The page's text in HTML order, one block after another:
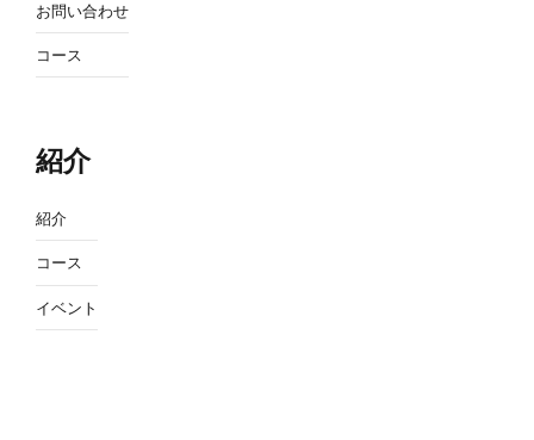
お問い合わせ
コース
紹介
紹介
コース
イベント